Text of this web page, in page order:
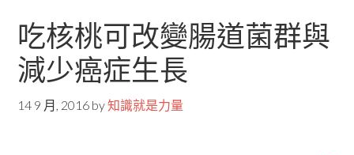
吃核桃可改變腸道菌群與
減少癌症生長
14 9 月, 2016 by知識就是力量